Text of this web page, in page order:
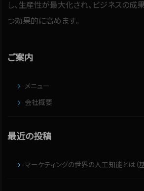
し、生産性が最大化され、ビジネスの成
つ効果的に高めます。
ご案内
メニュー
会社概要
最近の投稿
マーケティングの世界の人工知能とは（